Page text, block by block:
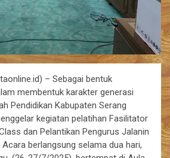
– Sebagai bentuk
membentuk karakter generasi
Pendidikan Kabupaten Serang
kegiatan pelatihan Fasilitator
dan Pelantikan Pengurus Jalanin
berlangsung selama dua hari,